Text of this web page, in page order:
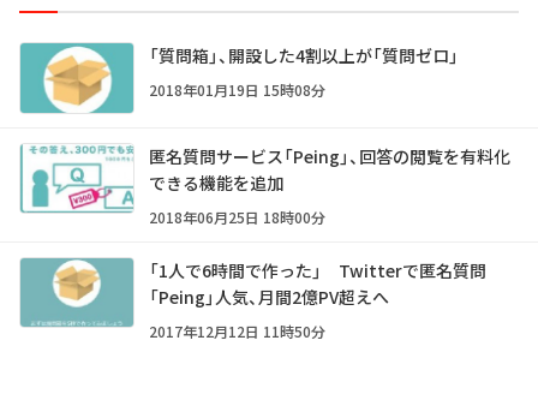
「質問箱」、開設した4割以上が「質問ゼロ」
2018年01月19日 15時08分
匿名質問サービス「Peing」、回答の閲覧を有料化
できる機能を追加
2018年06月25日 18時00分
「1人で6時間で作った」 Twitterで匿名質問
「Peing」人気、月間2億PV超えへ
2017年12月12日 11時50分